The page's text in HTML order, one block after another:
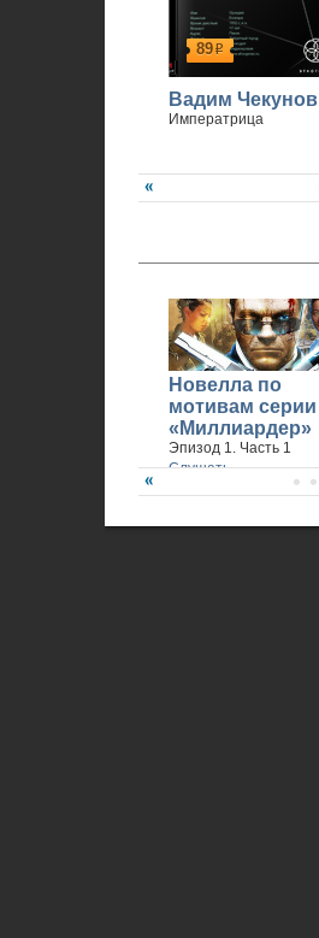
89р
Вадим Чекунов
Императрица
Новелла по
мотивам серии
«Миллиардер»
Эпизод 1. Часть 1
Слушать